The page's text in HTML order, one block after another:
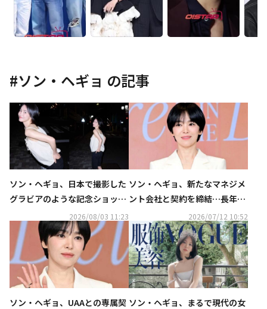
#ソン・ヘギョ の記事
ソン・ヘギョ、日本で撮影した
グラビアのような記念ショット
公開！ナチュラルな美しさ
2026/08/03 11:23
ソン・ヘギョ、新たなマネジメ
ント会社と契約を締結…長年に
わたる担当スタイリストの夫が
設立
2026/07/12 10:52
ソン・ヘギョ、UAAとの専属契 ソン・ヘギョ、まるで現代の女